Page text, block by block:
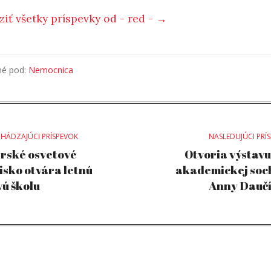
všetky príspevky od - red - →
pod: Nemocnica
PRÍSPEVOK
osvetové
otvára letnú
školu
NASLEDUJÚCI
Otvoria
akademickej
Anny